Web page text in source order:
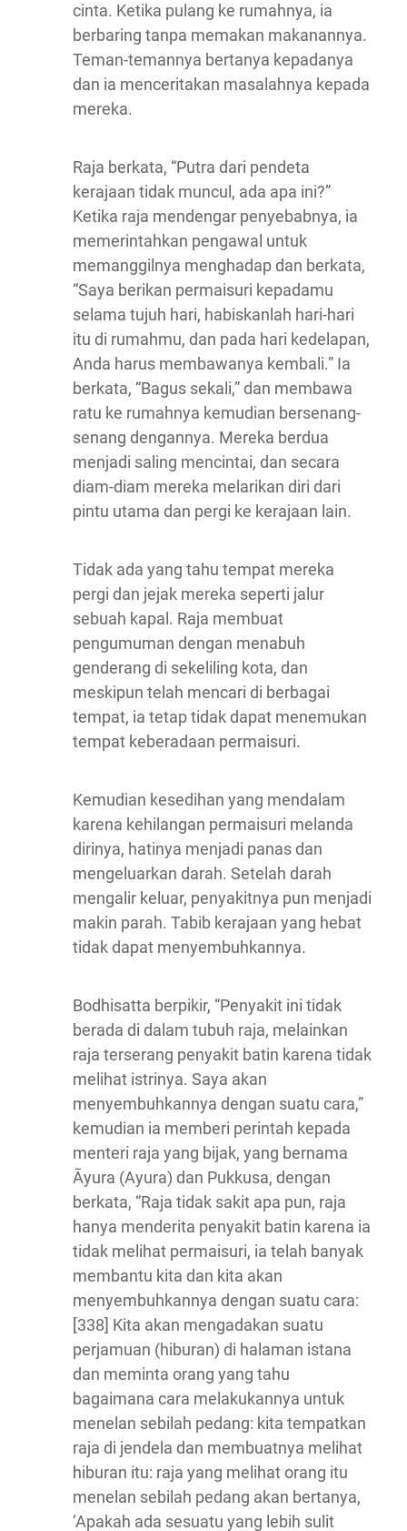
cinta. Ketika pulang ke rumahnya, ia
berbaring tanpa memakan makanannya.
Teman-temannya bertanya kepadanya
dan ia menceritakan masalahnya kepada
mereka.
Raja berkata, “Putra dari pendeta
kerajaan tidak muncul, ada apa ini?”
Ketika raja mendengar penyebabnya, ia
memerintahkan pengawal untuk
memanggilnya menghadap dan berkata,
“Saya berikan permaisuri kepadamu
selama tujuh hari, habiskanlah hari-hari
itu di rumahmu, dan pada hari kedelapan,
Anda harus membawanya kembali.” Ia
berkata, “Bagus sekali,” dan membawa
ratu ke rumahnya kemudian bersenang-
senang dengannya. Mereka berdua
menjadi saling mencintai, dan secara
diam-diam mereka melarikan diri dari
pintu utama dan pergi ke kerajaan lain.
Tidak ada yang tahu tempat mereka
pergi dan jejak mereka seperti jalur
sebuah kapal. Raja membuat
pengumuman dengan menabuh
genderang di sekeliling kota, dan
meskipun telah mencari di berbagai
tempat, ia tetap tidak dapat menemukan
tempat keberadaan permaisuri.
Kemudian kesedihan yang mendalam
karena kehilangan permaisuri melanda
dirinya, hatinya menjadi panas dan
mengeluarkan darah. Setelah darah
mengalir keluar, penyakitnya pun menjadi
makin parah. Tabib kerajaan yang hebat
tidak dapat menyembuhkannya.
Bodhisatta berpikir, “Penyakit ini tidak
berada di dalam tubuh raja, melainkan
raja terserang penyakit batin karena tidak
melihat istrinya. Saya akan
menyembuhkannya dengan suatu cara,”
kemudian ia memberi perintah kepada
menteri raja yang bijak, yang bernama
Āyura (Ayura) dan Pukkusa, dengan
berkata, “Raja tidak sakit apa pun, raja
hanya menderita penyakit batin karena ia
tidak melihat permaisuri, ia telah banyak
membantu kita dan kita akan
menyembuhkannya dengan suatu cara:
[338] Kita akan mengadakan suatu
perjamuan (hiburan) di halaman istana
dan meminta orang yang tahu
bagaimana cara melakukannya untuk
menelan sebilah pedang: kita tempatkan
raja di jendela dan membuatnya melihat
hiburan itu: raja yang melihat orang itu
menelan sebilah pedang akan bertanya,
‘Apakah ada sesuatu yang lebih sulit